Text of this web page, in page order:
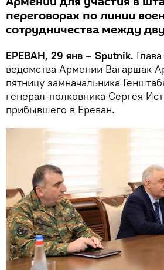
переговорах по линии
сотрудничества между
ЕРЕВАН, 29 янв – Sputnik.
ведомства Армении Вагаршак
пятницу замначальника
генерал-полковника Сергея
прибывшего в Ереван.